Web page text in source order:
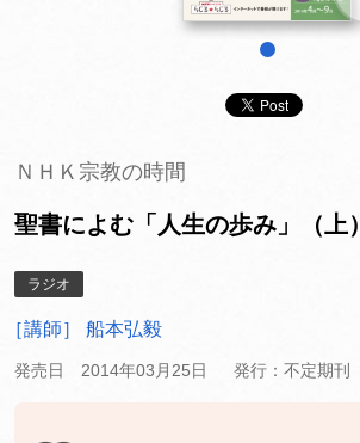
ＮＨＫ宗教の時間
聖書によむ「人生の歩み」（上）
ラジオ
［講師］ 船本弘毅
発売日 2014年03月25日 発行：不定期刊